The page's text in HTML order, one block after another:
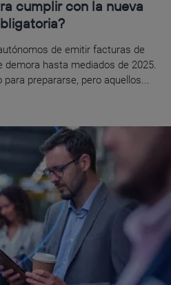
cumplir con la nueva
de emitir facturas de
hasta mediados de 2025.
prepararse, pero aquellos...